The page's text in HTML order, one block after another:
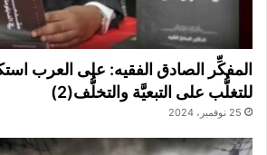
المفكِّر الصادق الفقيه: على العرب
للتغلُّب على التبعيَّة والتخلُّف(2)
25 نوفمبر، 2024